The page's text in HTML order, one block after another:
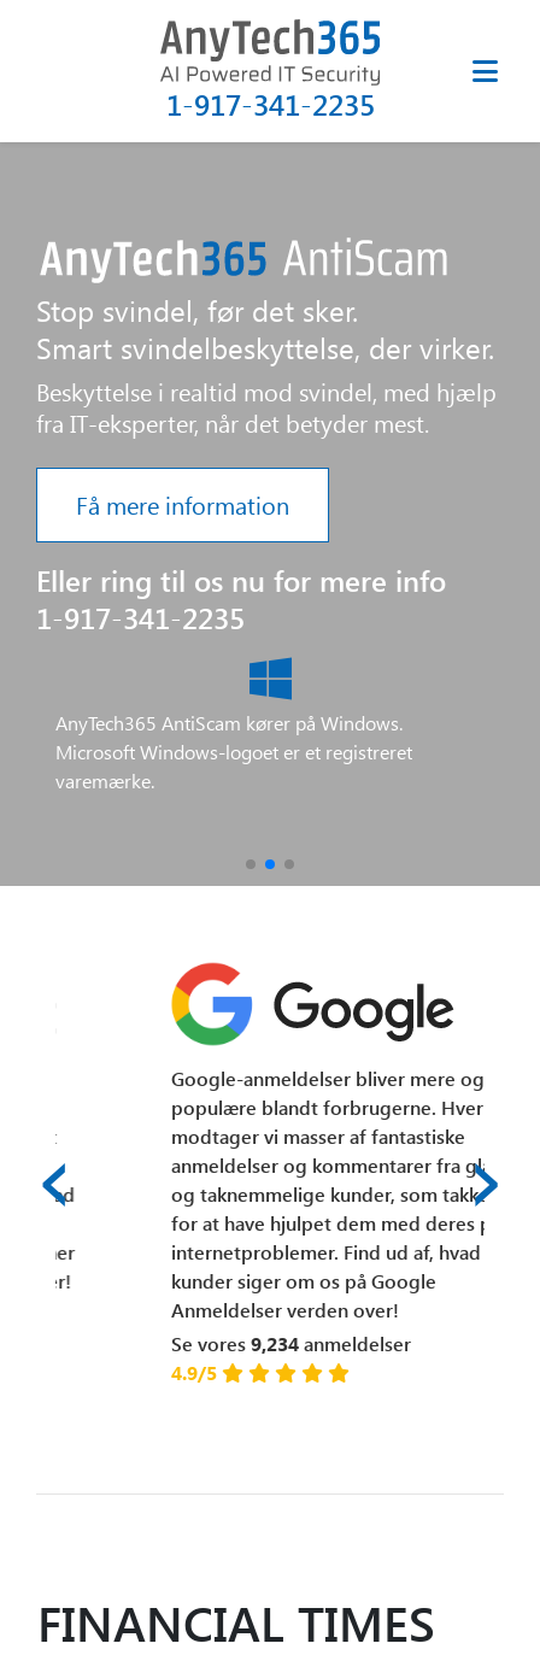
1-917-341-2235
Stop svindel, før det sker.
Smart svindelbeskyttelse, der virker.
Beskyttelse i realtid mod svindel, med hjælp
fra IT-eksperter, når det betyder mest.
Få mere information
Eller ring til os nu for mere info
1-917-341-2235
AnyTech365 AntiScam kører på Windows.
Microsoft Windows-logoet er et registreret
varemærke.
Google-anmeldelser bliver mere og mere
populære blandt forbrugerne. Hver dag
modtager vi masser af fantastiske
anmeldelser og kommentarer fra glade
og taknemmelige kunder, som takker os
for at have hjulpet dem med deres pc- og
internetproblemer. Find ud af, hvad vores
kunder siger om os på Google
Anmeldelser verden over!
Se vores9,234anmeldelser
‹ ›
FINANCIAL TIMES